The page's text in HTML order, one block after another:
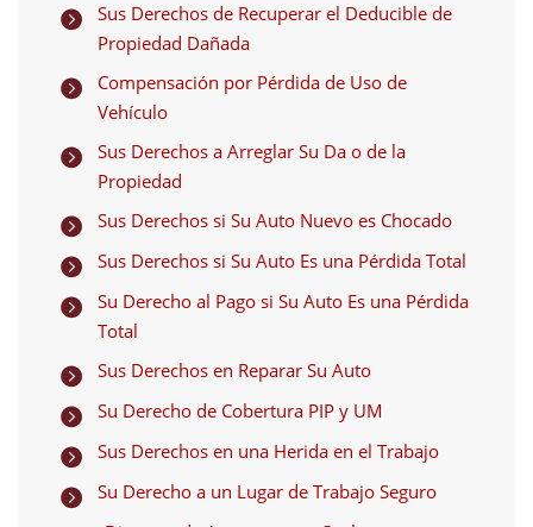

Sus Derechos de Recuperar el Deducible de
Propiedad Dañada

Compensación por Pérdida de Uso de
Vehículo

Sus Derechos a Arreglar Su Da o de la
Propiedad
 Sus Derechos si Su Auto Nuevo es Chocado
 Sus Derechos si Su Auto Es una Pérdida Total

Su Derecho al Pago si Su Auto Es una Pérdida
Total
 Sus Derechos en Reparar Su Auto
 Su Derecho de Cobertura PIP y UM
 Sus Derechos en una Herida en el Trabajo
 Su Derecho a un Lugar de Trabajo Seguro